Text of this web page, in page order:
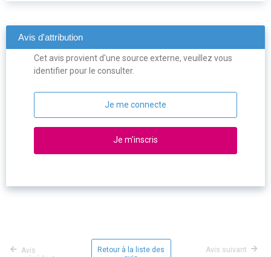
Avis d'attribution
Cet avis provient d'une source externe, veuillez vous
identifier pour le consulter.
Je me connecte
Je m'inscris
Avis
Retour à la liste des
Avis suivant